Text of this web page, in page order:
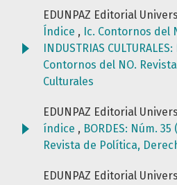
EDUNPAZ Editorial
Índice , Ic. Contornos del
INDUSTRIAS
Contornos del NO.
Culturales
EDUNPAZ Editorial
índice , BORDES: Núm. 35
Revista de Política,
EDUNPAZ Editorial